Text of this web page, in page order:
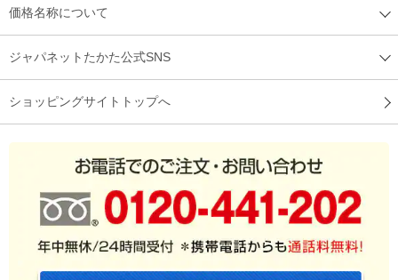
価格名称について
ジャパネットたかた公式SNS
ショッピングサイトトップへ